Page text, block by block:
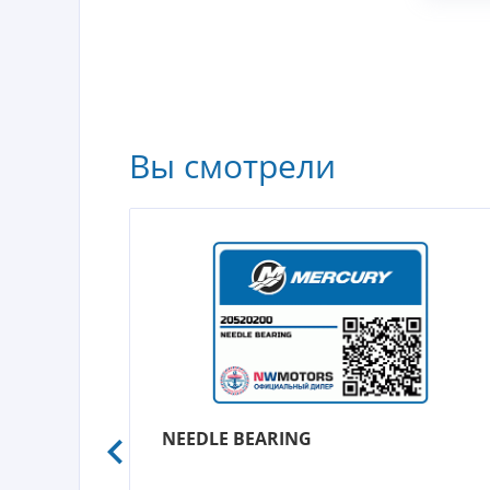
Вы смотрели
NEEDLE BEARING